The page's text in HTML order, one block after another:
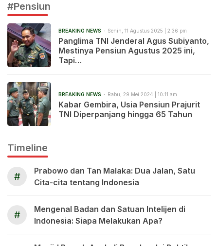
#Pensiun
BREAKING NEWS Senin, 11 Agustus 2025 | 2:36 pm
Panglima TNI Jenderal Agus Subiyanto,
Mestinya Pensiun Agustus 2025 ini,
Tapi…
BREAKING NEWS Rabu, 29 Mei 2024 | 10:11 am
Kabar Gembira, Usia Pensiun Prajurit
TNI Diperpanjang hingga 65 Tahun
Timeline
#
Prabowo dan Tan Malaka: Dua Jalan, Satu
Cita-cita tentang Indonesia
#
Mengenal Badan dan Satuan Intelijen di
Indonesia: Siapa Melakukan Apa?